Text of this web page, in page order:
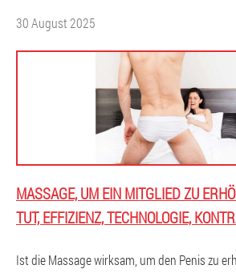
30 August 2025
MASSAGE, UM EIN MITGLIED ZU
TUT, EFFIZIENZ, TECHNOLOGIE,
Ist die Massage wirksam, um den Penis zu